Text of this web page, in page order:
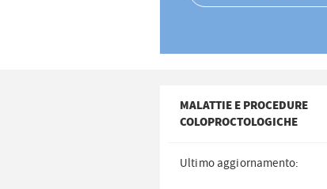
MALATTIE E PROCEDURE
COLOPROCTOLOGICHE
Ultimo aggiornamento: